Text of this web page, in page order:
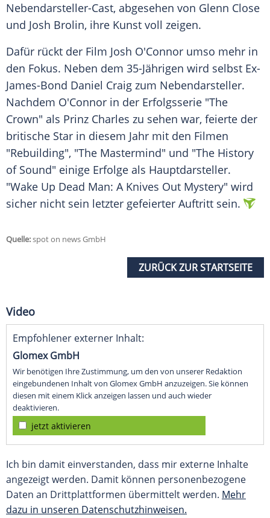
Nebendarsteller-Cast, abgesehen von Glenn Close
und Josh Brolin, ihre Kunst voll zeigen.
Dafür rückt der Film Josh O'Connor umso mehr in
den Fokus. Neben dem 35-Jährigen wird selbst Ex-
James-Bond Daniel Craig zum Nebendarsteller.
Nachdem O'Connor in der Erfolgsserie "The
Crown" als Prinz Charles zu sehen war, feierte der
britische Star in diesem Jahr mit den Filmen
"Rebuilding", "The Mastermind" und "The History
of Sound" einige Erfolge als Hauptdarsteller.
"Wake Up Dead Man: A Knives Out Mystery" wird
sicher nicht sein letzter gefeierter Auftritt sein.
Quelle:spot on news GmbH
ZURÜCK ZUR STARTSEITE
Video
Empfohlener externer Inhalt:
Glomex GmbH
Wir benötigen Ihre Zustimmung, um den von unserer Redaktion
eingebundenen Inhalt von Glomex GmbH anzuzeigen. Sie können
diesen mit einem Klick anzeigen lassen und auch wieder
deaktivieren.
jetzt aktivieren
Ich bin damit einverstanden, dass mir externe Inhalte
angezeigt werden. Damit können personenbezogene
Daten an Drittplattformen übermittelt werden. Mehr
dazu in unseren Datenschutzhinweisen.